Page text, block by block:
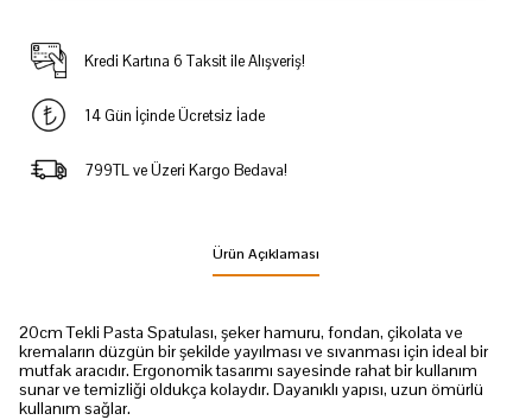
Kredi Kartına 6 Taksit ile Alışveriş!
14 Gün İçinde Ücretsiz İade
799TL ve Üzeri Kargo Bedava!
Ürün Açıklaması
20cm Tekli Pasta Spatulası, şeker hamuru, fondan, çikolata ve
kremaların düzgün bir şekilde yayılması ve sıvanması için ideal bir
mutfak aracıdır. Ergonomik tasarımı sayesinde rahat bir kullanım
sunar ve temizliği oldukça kolaydır. Dayanıklı yapısı, uzun ömürlü
kullanım sağlar.